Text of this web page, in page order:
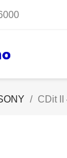
CDit II